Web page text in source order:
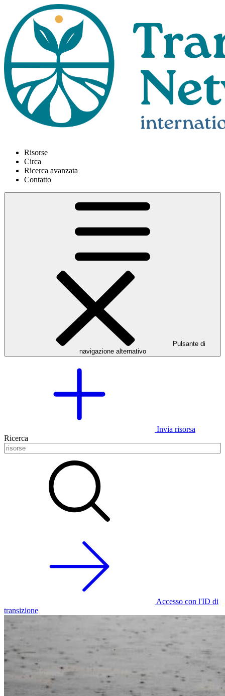
Risorse
Circa
Ricerca avanzata
Contatto
Pulsante di
navigazione alternativo
Invia risorsa
Ricerca
Accesso con l'ID di
transizione